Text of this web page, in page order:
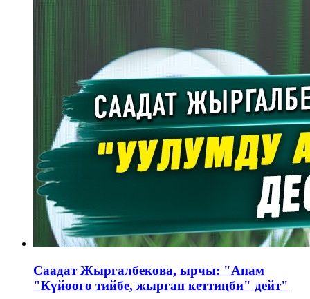
Саадат Жыргалбекова, ырчы: "Апам
"Күйөөгө тийбе, жыргап кеттиңби" дейт"